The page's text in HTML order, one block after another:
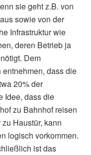
sie geht z.B. von
sowie von der
Infrastruktur wie
deren Betrieb ja
Dem
dass die
20% der
Idee, dass die
zu Bahnhof reisen
Haustür, kann
logisch vorkommen.
ist das